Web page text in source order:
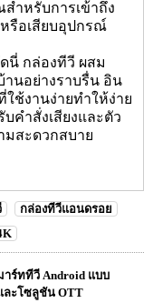
ำหรับการเข้าถึง
หรือเสียบอุปกรณ์
นี่ กล่องทีวี ผสม
านอย่างราบรื่น อิน
ช้งานง่ายทำให้ง่าย
คำสั่งเสียงและตัว
มสะดวกสบาย
กล่องทีวีแอนดรอย
าร์ททีวี Android แบบ
ละโซลูชัน OTT